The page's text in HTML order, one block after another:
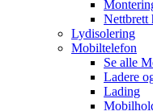
Nettbrett
Lydisolering
Mobiltelefon
Se alle
Ladere
Lading